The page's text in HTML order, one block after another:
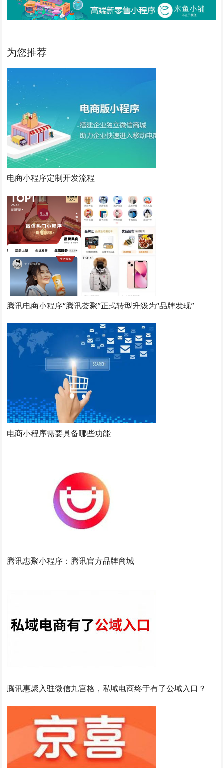
为您推荐
电商小程序定制开发流程
腾讯电商小程序“腾讯荟聚”正式转型升级为“品牌发现”
电商小程序需要具备哪些功能
腾讯惠聚小程序：腾讯官方品牌商城
腾讯惠聚入驻微信九宫格，私域电商终于有了公域入口？